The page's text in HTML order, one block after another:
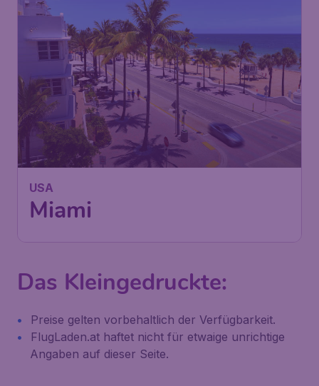
USA
Miami
€609
Schwechat
Miami
Das Kleingedruckte:
Preise gelten vorbehaltlich der Verfügbarkeit.
FlugLaden.at haftet nicht für etwaige unrichtige
Angaben auf dieser Seite.